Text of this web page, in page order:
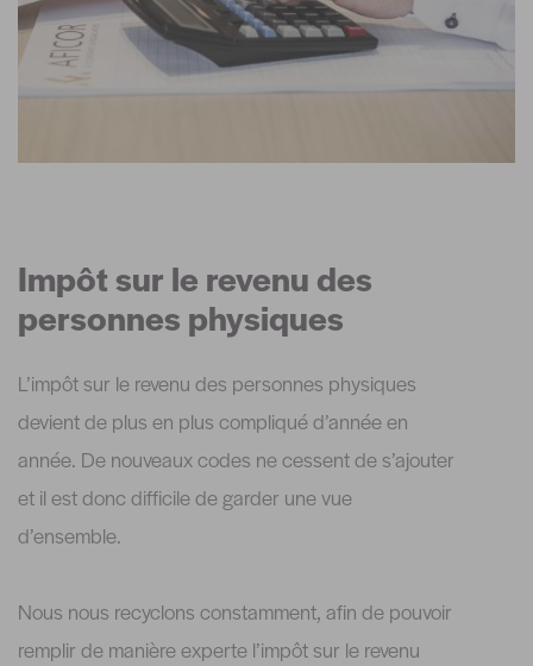
Impôt sur le revenu des
personnes physiques
L’impôt sur le revenu des personnes physiques
devient de plus en plus compliqué d’année en
année. De nouveaux codes ne cessent de s’ajouter
et il est donc difficile de garder une vue
d’ensemble.
Nous nous recyclons constamment, afin de pouvoir
remplir de manière experte l’impôt sur le revenu